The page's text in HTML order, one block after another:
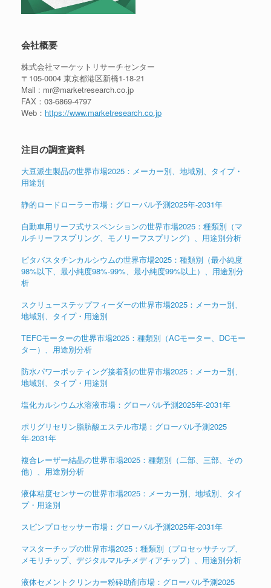
会社概要
株式会社マーケットリサーチセンター
〒105-0004 東京都港区新橋1-18-21
Mail : mr@marketresearch.co.jp
FAX：03-6869-4797
Web： https://www.marketresearch.co.jp
注目の調査資料
大豆派生製品の世界市場2025：メーカー別、地域別、タイプ・
用途別
静的ロードローラー市場：グローバル予測2025年-2031年
自動車用リーフ式サスペンションの世界市場2025：種類別（マ
ルチリーフスプリング、モノリーフスプリング）、用途別分析
ピタバスタチンカルシウムの世界市場2025：種類別（最小純度
98%以下、最小純度98%-99%、最小純度99%以上）、用途別分
析
スクリューステップフィーダーの世界市場2025：メーカー別、
地域別、タイプ・用途別
TEFCモーターの世界市場2025：種類別（ACモーター、DCモー
ター）、用途別分析
防水パワーポッティング接着剤の世界市場2025：メーカー別、
地域別、タイプ・用途別
塩化カルシウム水溶液市場：グローバル予測2025年-2031年
ポリグリセリン脂肪酸エステル市場：グローバル予測2025
年-2031年
複合レーザー結晶の世界市場2025：種類別（二部、三部、その
他）、用途別分析
液体粘度センサーの世界市場2025：メーカー別、地域別、タイ
プ・用途別
スピンプロセッサー市場：グローバル予測2025年-2031年
マスターチップの世界市場2025：種類別（プロセッサチップ、
メモリチップ、デジタルマルチメディアチップ）、用途別分析
液体セメントクリンカー粉砕助剤市場：グローバル予測2025